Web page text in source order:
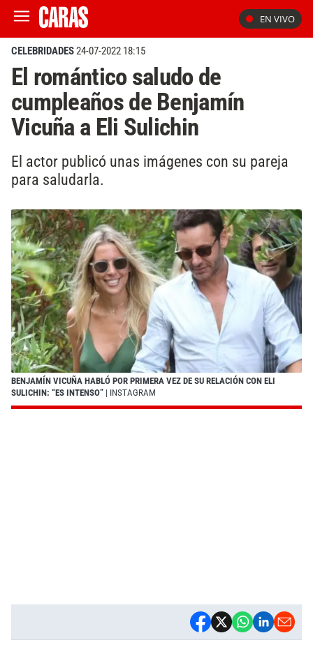
EN VIVO
CELEBRIDADES24-07-2022 18:15
El romántico saludo de
cumpleaños de Benjamín
Vicuña a Eli Sulichin
El actor publicó unas imágenes con su pareja
para saludarla.
BENJAMÍN VICUÑA HABLÓ POR PRIMERA VEZ DE SU RELACIÓN CON ELI
SULICHIN: “ES INTENSO” | INSTAGRAM